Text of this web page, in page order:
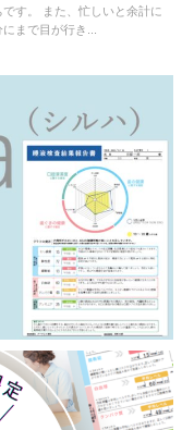
です。 また、忙しいと余計に
まで目が行き...